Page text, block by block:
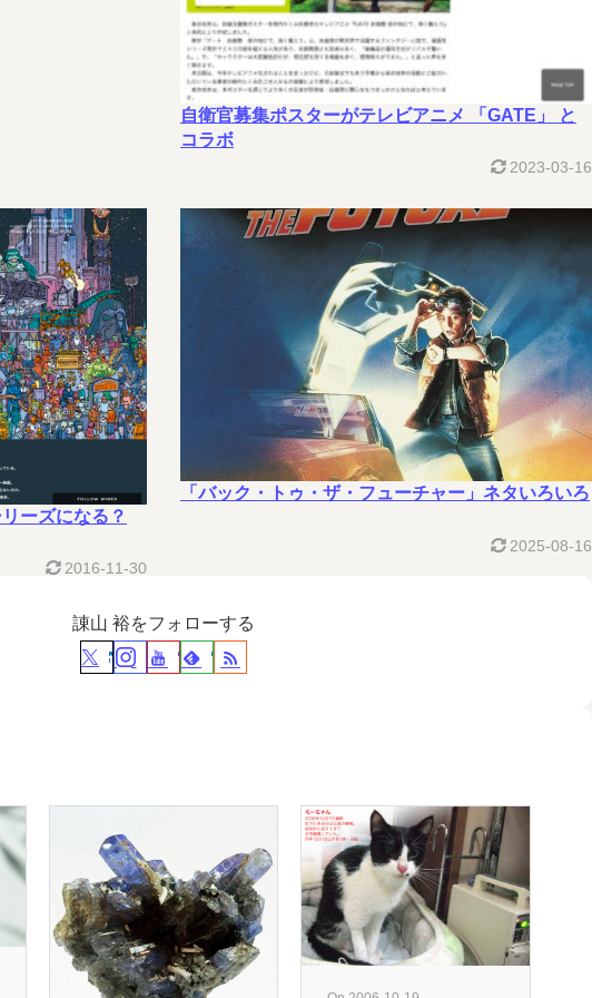
自衛官募集ポスターがテレビアニメ 「GATE」 と
コラボ
2023-03-16
ーズになる？
2016-11-30
「バック・トゥ・ザ・フューチャー」ネタいろいろ
2025-08-16
諌山 裕をフォローする